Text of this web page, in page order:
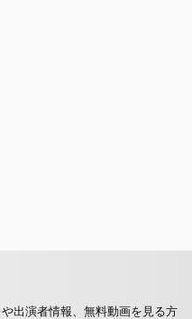
出演者情報、無料動画を見る方